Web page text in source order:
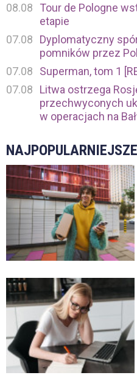
08.08
Tour de Pologne
etapie
07.08
Dyplomatyczny
pomników przez
07.08
Superman, tom 1
07.08
Litwa ostrzega
przechwyconych
w operacjach na
NAJPOPULARNIEJSZE